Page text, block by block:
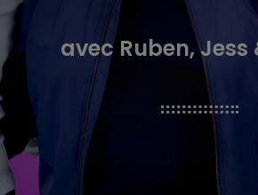
avec Ruben, Jess